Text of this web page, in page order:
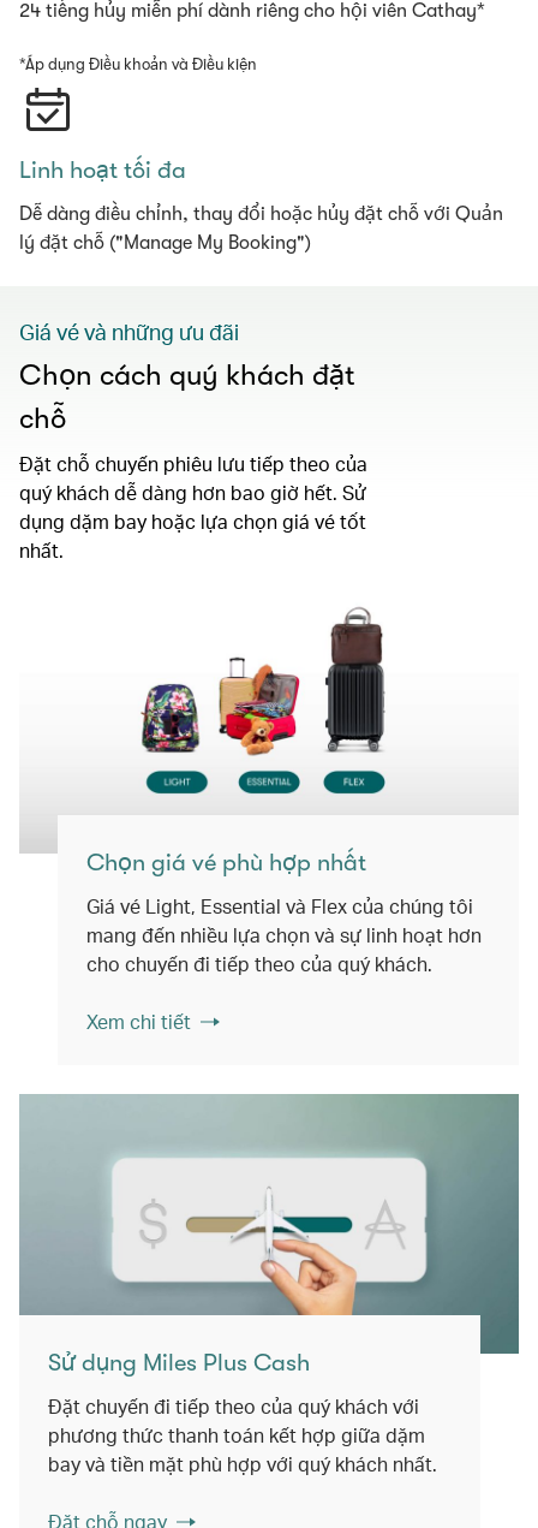
24 tiếng hủy miễn phí dành riêng cho hội viên Cathay*
*Áp dụng Điều khoản và Điều kiện
Linh hoạt tối đa
Dễ dàng điều chỉnh, thay đổi hoặc hủy đặt chỗ với Quản
lý đặt chỗ ("Manage My Booking")
Giá vé và những ưu đãi
Chọn cách quý khách đặt
chỗ
Đặt chỗ chuyến phiêu lưu tiếp theo của
quý khách dễ dàng hơn bao giờ hết. Sử
dụng dặm bay hoặc lựa chọn giá vé tốt
nhất.
Chọn giá vé phù hợp nhất
Giá vé Light, Essential và Flex của chúng tôi
mang đến nhiều lựa chọn và sự linh hoạt hơn
cho chuyến đi tiếp theo của quý khách.
Xem chi tiết
Sử dụng Miles Plus Cash
Đặt chuyến đi tiếp theo của quý khách với
phương thức thanh toán kết hợp giữa dặm
bay và tiền mặt phù hợp với quý khách nhất.
Đặt chỗ ngay